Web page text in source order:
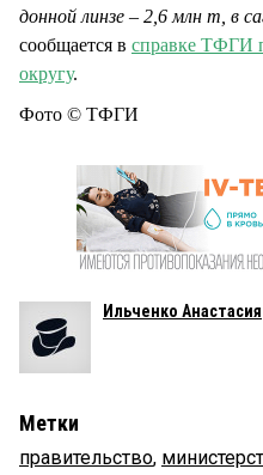
донной линзе – 2,6 млн т, в
сообщается в справке ТФГИ
округу.
Фото © ТФГИ
Ильченко Анастасия
Метки
правительство,